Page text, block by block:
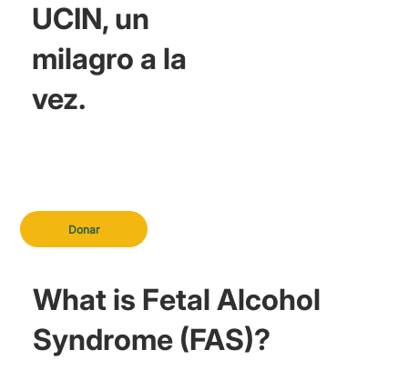
Donar
UCIN, un
milagro a la
vez.
What is Fetal Alcohol
Syndrome (FAS)?